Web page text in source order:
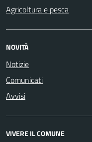
Agricoltura e pesca
NOVITÀ
Notizie
Comunicati
Avvisi
VIVERE IL COMUNE